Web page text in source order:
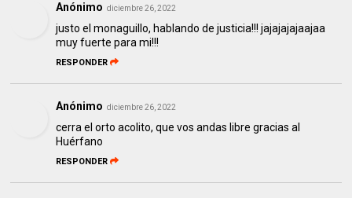
Anónimo diciembre 26, 2022
justo el monaguillo, hablando de justicia!!! jajajajajaajaa
muy fuerte para mi!!!
RESPONDER
Anónimo diciembre 26, 2022
cerra el orto acolito, que vos andas libre gracias al
Huérfano
RESPONDER